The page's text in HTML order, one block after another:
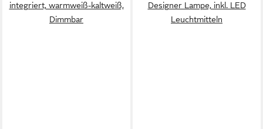
integriert, warmweiß-kaltweiß,
Dimmbar
Designer Lampe, inkl. LED
Leuchtmitteln